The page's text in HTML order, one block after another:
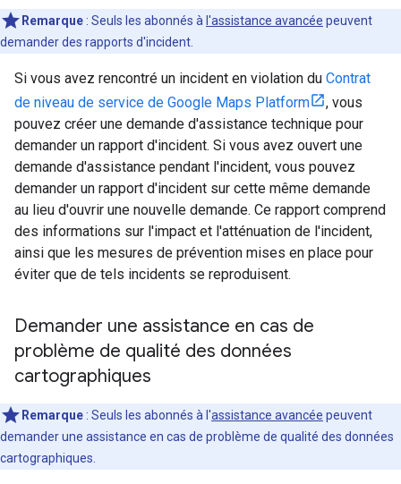
Remarque : Seuls les abonnés à l'assistance avancée peuvent
demander des rapports d'incident.
Si vous avez rencontré un incident en violation du Contrat
de niveau de service de Google Maps Platform
, vous
pouvez créer une demande d'assistance technique pour
demander un rapport d'incident. Si vous avez ouvert une
demande d'assistance pendant l'incident, vous pouvez
demander un rapport d'incident sur cette même demande
au lieu d'ouvrir une nouvelle demande. Ce rapport comprend
des informations sur l'impact et l'atténuation de l'incident,
ainsi que les mesures de prévention mises en place pour
éviter que de tels incidents se reproduisent.
Demander une assistance en cas de
problème de qualité des données
cartographiques
Remarque : Seuls les abonnés à l'assistance avancée peuvent
demander une assistance en cas de problème de qualité des données
cartographiques.